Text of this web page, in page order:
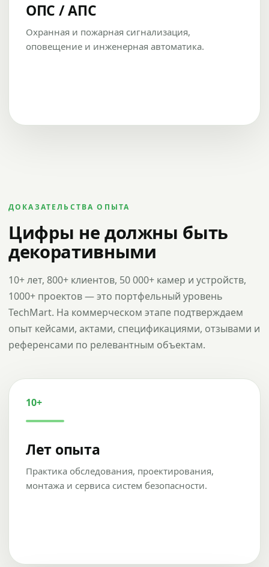
ОПС / АПС
Охранная и пожарная сигнализация,
оповещение и инженерная автоматика.
ДОКАЗАТЕЛЬСТВА ОПЫТА
Цифры не должны быть
декоративными
10+ лет, 800+ клиентов, 50 000+ камер и устройств,
1000+ проектов — это портфельный уровень
TechMart. На коммерческом этапе подтверждаем
опыт кейсами, актами, спецификациями, отзывами и
референсами по релевантным объектам.
10+
Лет опыта
Практика обследования, проектирования,
монтажа и сервиса систем безопасности.